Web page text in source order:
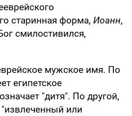
старинная форма, Иоанн,
смилостивился,
мужское имя. По
египетское
"дитя". По другой,
или